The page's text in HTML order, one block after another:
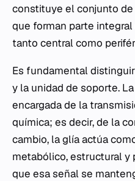
constituye el conjunto
que forman parte
tanto central como
Es fundamental
y la unidad de soporte.
encargada de la
química; es decir, de la
cambio, la glía actúa
metabólico, estructural y
que esa señal se